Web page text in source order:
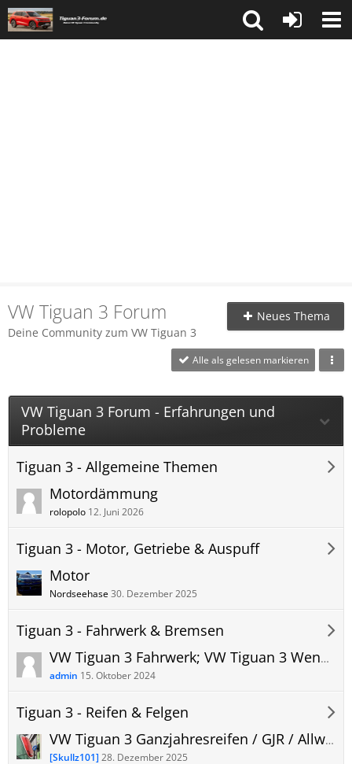
VW Tiguan 3 Forum
Deine Community zum VW Tiguan 3
Neues Thema
Alle als gelesen markieren
VW Tiguan 3 Forum - Erfahrungen und
Probleme
Tiguan 3 - Allgemeine Themen
Motordämmung
rolopolo 12. Juni 2026
Tiguan 3 - Motor, Getriebe & Auspuff
Motor
Nordseehase30. Dezember 2025
Tiguan 3 - Fahrwerk & Bremsen
VW Tiguan 3 Fahrwerk; VW Tiguan 3 Wendekreis; VW Tiguan 3 Radstand
admin 15. Oktober 2024
Tiguan 3 - Reifen & Felgen
VW Tiguan 3 Ganzjahresreifen / GJR / Allwetterreifen Erfahrungen und Bilder
[Skullz101] 28. Dezember 2025